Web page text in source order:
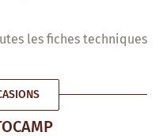
les fiches techniques